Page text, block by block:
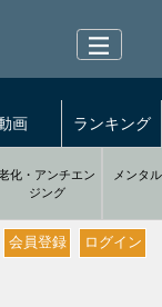
画 ランキング
化・アンチエン
ジング
メンタ
ログイン
会員登録